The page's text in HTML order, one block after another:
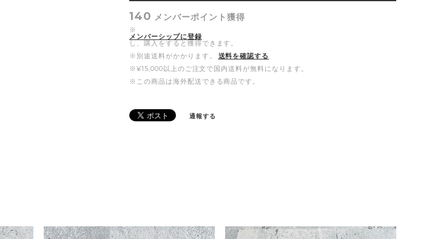
140 メンバーポイント 獲得
※
メンバーシップに登録
し、購入をすると獲得できます。
※別途送料がかかります。
送料を確認する
※¥15,000以上のご注文で国内送料が無料になります。
※この商品は海外配送できる商品です。
通報する